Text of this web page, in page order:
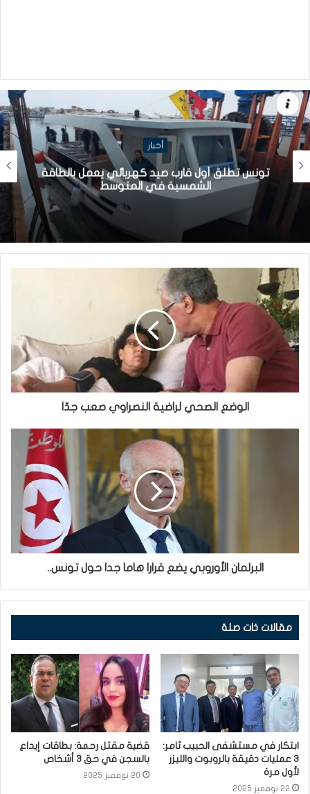
أخبار
تونس تطلق أول قارب صيد كهربائي يعمل بالطاقة
الشمسية في المتوسط
الوضع الصحي لراضية النصراوي صعب جدّا
البرلمان الأوروبي يضع قرارا هاما جدا حول تونس..
مقالات ذات صلة
ابتكار في مستشفى الحبيب ثامر:
3 عمليات دقيقة بالروبوت والليزر
لأول مرة
22 نوفمبر 2025
قضية مقتل رحمة: بطاقات إيداع
بالسجن في حق 3 أشخاص
20 نوفمبر 2025